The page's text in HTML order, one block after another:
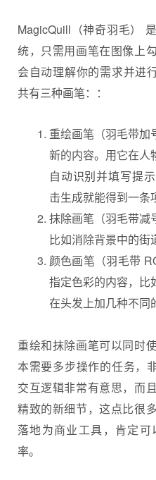
MagicQuill（神奇羽毛）
统，只需用画笔在图像上
会自动理解你的需求并进
共有三种画笔：：
重绘画笔（羽毛带加
新的内容。用它在人
自动识别并填写提
击生成就能得到一条
抹除画笔（羽毛带减
比如消除背景中的街
颜色画笔（羽毛带
指定色彩的内容，比
在头发上加几种不同
重绘和抹除画笔可以同时
本需要多步操作的任务，
交互逻辑非常有意思，而
精致的新细节，这点比很
落地为商业工具，肯定
率。